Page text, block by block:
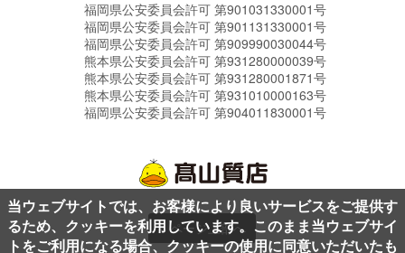
福岡県公安委員会許可 第901031330001号
福岡県公安委員会許可 第901131330001号
福岡県公安委員会許可 第909990030044号
熊本県公安委員会許可 第931280000039号
熊本県公安委員会許可 第931280001871号
熊本県公安委員会許可 第931010000163号
福岡県公安委員会許可 第904011830001号
ページ上部へ
当ウェブサイトでは、お客様により良いサービスをご提供す
るため、クッキーを利用しています。このまま当ウェブサイ
トをご利用になる場合、クッキーの使用に同意いただいたも